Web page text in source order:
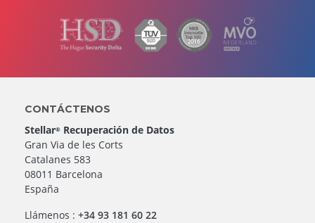
CONTÁCTENOS
Stellar® Recuperación de Datos
Gran Via de les Corts
Catalanes 583
08011 Barcelona
España
Llámenos :+34 93 181 60 22